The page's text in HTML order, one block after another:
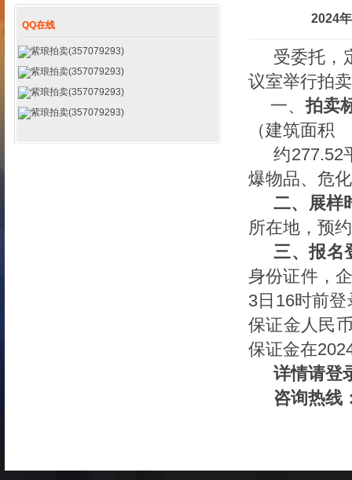
QQ在线
紫琅拍卖(357079293)
紫琅拍卖(357079293)
紫琅拍卖(357079293)
紫琅拍卖(357079293)
2024
受委托，
议室举行拍
一、拍卖
（建筑面积
约277.52
爆物品、危
二、展样
所在地，预
三、报名
身份证件，
3日 16时前登
保证金人民
保证金在
详情请登
咨询热线